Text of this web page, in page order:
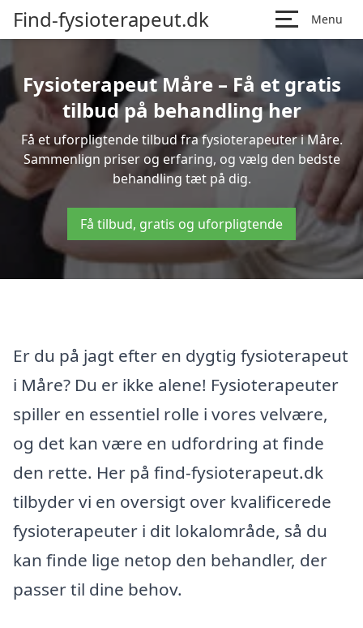
Find-fysioterapeut.dk Menu
Fysioterapeut Måre – Få et gratis
tilbud på behandling her
Få et uforpligtende tilbud fra fysioterapeuter i Måre.
Sammenlign priser og erfaring, og vælg den bedste
behandling tæt på dig.
Få tilbud, gratis og uforpligtende
Er du på jagt efter en dygtig fysioterapeut
i Måre? Du er ikke alene! Fysioterapeuter
spiller en essentiel rolle i vores velvære,
og det kan være en udfordring at finde
den rette. Her på find-fysioterapeut.dk
tilbyder vi en oversigt over kvalificerede
fysioterapeuter i dit lokalområde, så du
kan finde lige netop den behandler, der
passer til dine behov.